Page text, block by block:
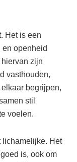
Het is een
openheid
zijn
vasthouden,
begrijpen,
stil
voelen.
lichamelijke. Het
is, ook om